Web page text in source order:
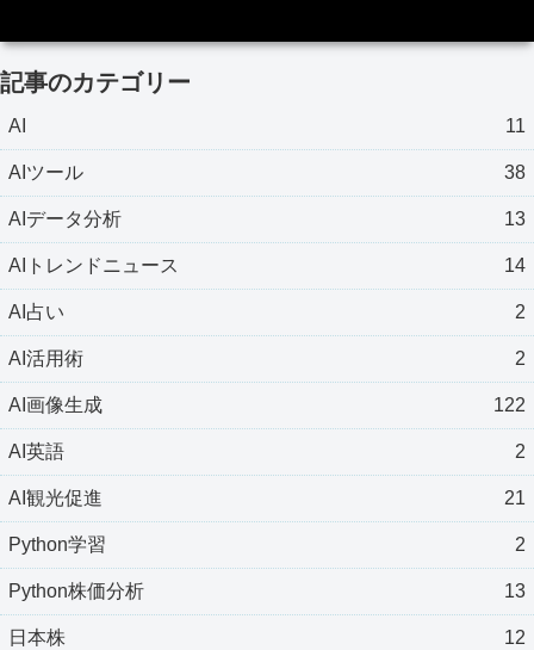
記事のカテゴリー
AI 11
AIツール 38
AIデータ分析 13
AIトレンドニュース 14
AI占い 2
AI活用術 2
AI画像生成 122
AI英語 2
AI観光促進 21
Python学習 2
Python株価分析 13
日本株 12